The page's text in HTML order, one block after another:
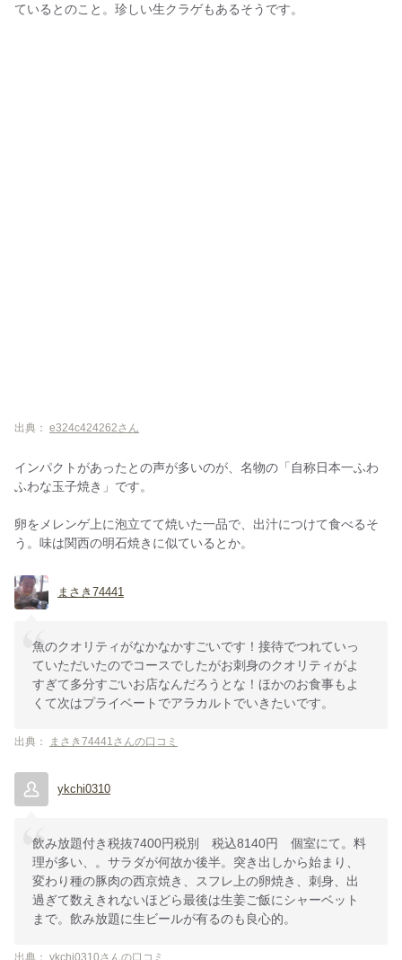
ているとのこと。珍しい生クラゲもあるそうです。
出典： e324c424262さん
インパクトがあったとの声が多いのが、名物の「自称日本一ふわ
ふわな玉子焼き」です。
卵をメレンゲ上に泡立てて焼いた一品で、出汁につけて食べるそ
う。味は関西の明石焼きに似ているとか。
まさき74441
魚のクオリティがなかなかすごいです！接待でつれていっ
ていただいたのでコースでしたがお刺身のクオリティがよ
すぎて多分すごいお店なんだろうとな！ほかのお食事もよ
くて次はプライベートでアラカルトでいきたいです。
出典： まさき74441さんの口コミ
ykchi0310
飲み放題付き税抜7400円税別 税込8140円 個室にて。料
理が多い、。サラダが何故か後半。突き出しから始まり、
変わり種の豚肉の西京焼き、スフレ上の卵焼き、刺身、出
過ぎて数えきれないほどら最後は生姜ご飯にシャーベット
まで。飲み放題に生ビールが有るのも良心的。
出典： ykchi0310さんの口コミ